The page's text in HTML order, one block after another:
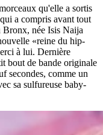
qu'elle a sortis
a compris avant tout
Bronx, née Isis Naija
«reine du hip-
à lui. Dernière
bout de bande originale
secondes, comme un
sa sulfureuse baby-